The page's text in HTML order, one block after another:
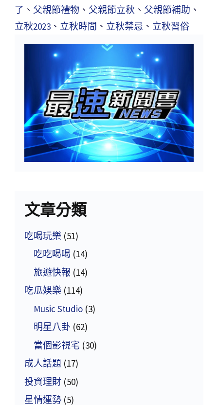
了 、 父親節禮物 、 父親節立秋 、 父親節補助 、
立秋2023 、 立秋時間 、 立秋禁忌 、 立秋習俗
文章分類
吃喝玩樂 (51)
吃吃喝喝 (14)
旅遊快報 (14)
吃瓜娛樂 (114)
Music Studio (3)
明星八卦 (62)
當個影視宅 (30)
成人話題 (17)
投資理財 (50)
星情運勢 (5)